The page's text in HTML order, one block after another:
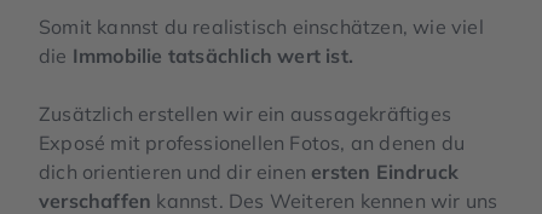
Somit kannst du realistisch einschätzen, wie viel
die Immobilie tatsächlich wert ist.
Zusätzlich erstellen wir ein aussagekräftiges
Exposé mit professionellen Fotos, an denen du
dich orientieren und dir einen ersten Eindruck
verschaffen kannst. Des Weiteren kennen wir uns